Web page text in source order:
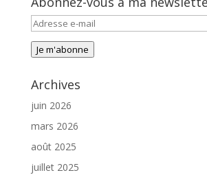
Adresse
e-
mail
Je m'abonne
Archives
juin 2026
mars 2026
août 2025
juillet 2025